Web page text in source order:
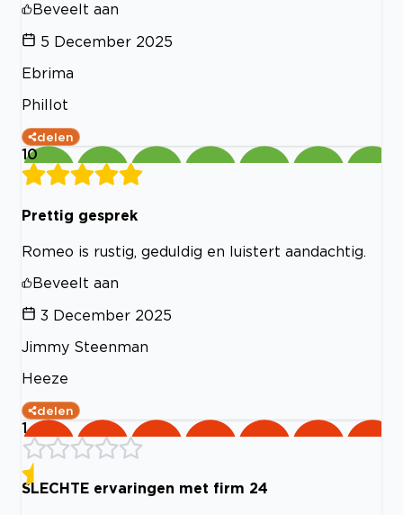
Beveelt aan
5 December 2025
Ebrima
Phillot
delen
10
Prettig gesprek
Romeo is rustig, geduldig en luistert aandachtig.
Beveelt aan
3 December 2025
Jimmy Steenman
Heeze
delen
1
SLECHTE ervaringen met firm 24